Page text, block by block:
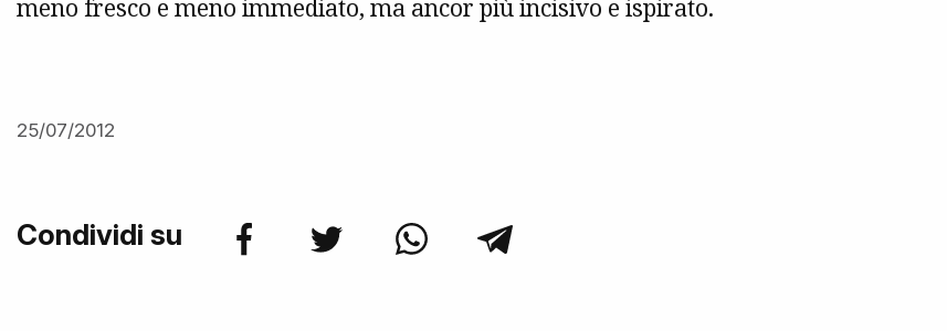
meno fresco e meno immediato, ma ancor più incisivo e ispirato.
25/07/2012
Condividi su